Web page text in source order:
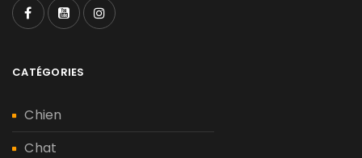
CATÉGORIES
Chien
Chat